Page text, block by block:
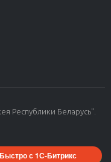
Республики Беларусь".
Быстро с 1С-Битрикс